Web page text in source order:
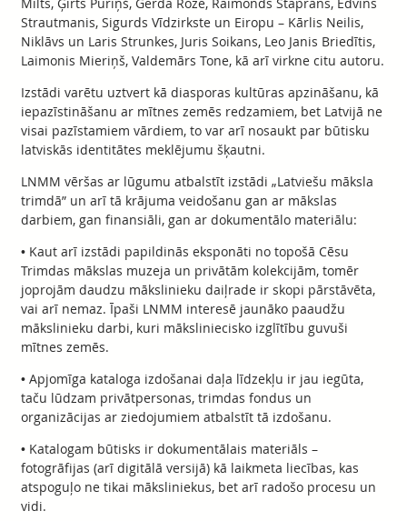
Strautmanis, Sigurds Vīdzirkste un Eiropu – Kārlis Neilis,
Niklāvs un Laris Strunkes, Juris Soikans, Leo Janis Briedītis,
Laimonis Mieriņš, Valdemārs Tone, kā arī virkne citu autoru.
Izstādi varētu uztvert kā diasporas kultūras apzināšanu, kā
iepazīstināšanu ar mītnes zemēs redzamiem, bet Latvijā ne
visai pazīstamiem vārdiem, to var arī nosaukt par būtisku
latviskās identitātes meklējumu šķautni.
LNMM vēršas ar lūgumu atbalstīt izstādi „Latviešu māksla
trimdā” un arī tā krājuma veidošanu gan ar mākslas
darbiem, gan finansiāli, gan ar dokumentālo materiālu:
• Kaut arī izstādi papildinās eksponāti no topošā Cēsu
Trimdas mākslas muzeja un privātām kolekcijām, tomēr
joprojām daudzu mākslinieku daiļrade ir skopi pārstāvēta,
vai arī nemaz. Īpaši LNMM interesē jaunāko paaudžu
mākslinieku darbi, kuri māksliniecisko izglītību guvuši
mītnes zemēs.
• Apjomīga kataloga izdošanai daļa līdzekļu ir jau iegūta,
taču lūdzam privātpersonas, trimdas fondus un
organizācijas ar ziedojumiem atbalstīt tā izdošanu.
• Katalogam būtisks ir dokumentālais materiāls –
fotogrāfijas (arī digitālā versijā) kā laikmeta liecības, kas
atspoguļo ne tikai māksliniekus, bet arī radošo procesu un
vidi.